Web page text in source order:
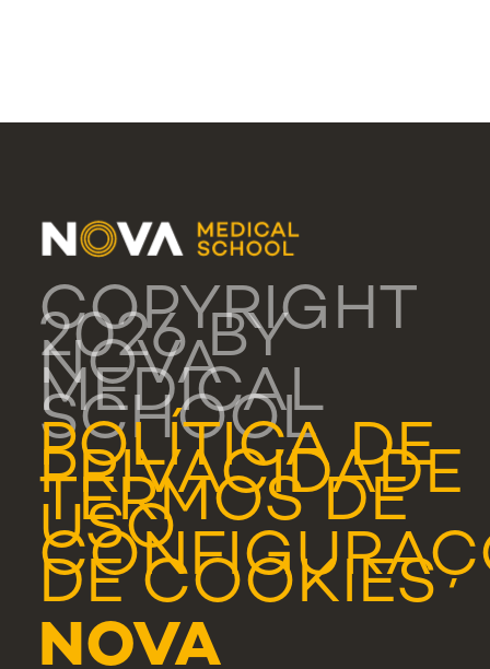
COPYRIGHT
2026 BY
NOVA
MEDICAL
SCHOOL
POLÍTICA DE
PRIVACIDADE
TERMOS DE
USO
DE COOKIES
NOVA